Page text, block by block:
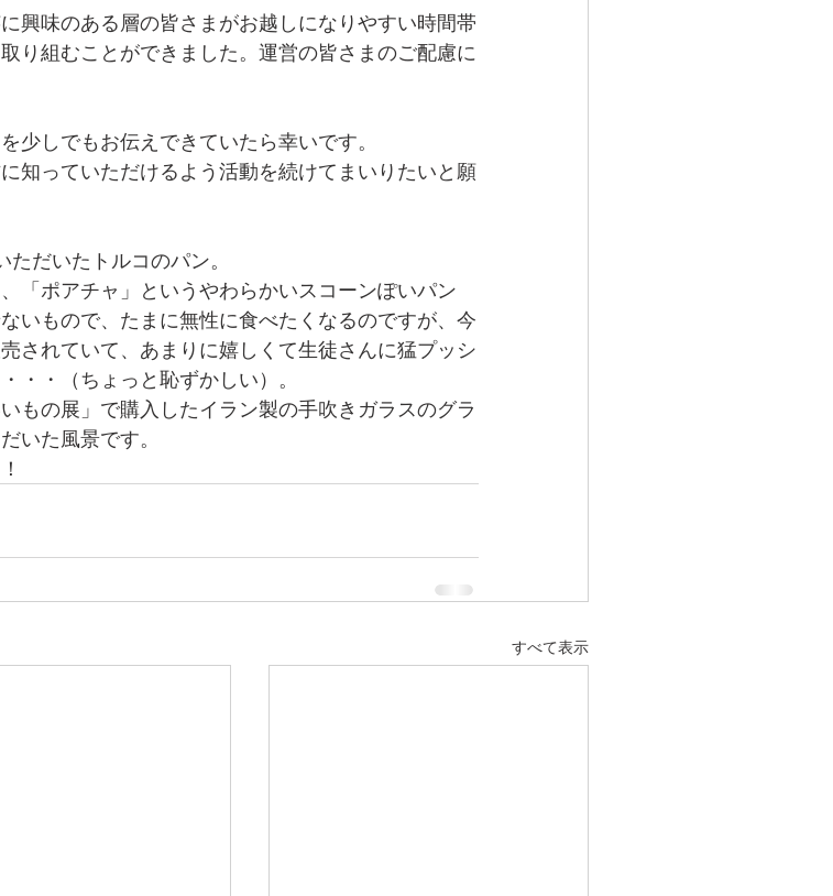
興味のある層の皆さまがお越しになりやすい時間帯
り組むことができました。運営の皆さまのご配慮に
少しでもお伝えできていたら幸いです。
知っていただけるよう活動を続けてまいりたいと願
だいたトルコのパン。
「ポアチャ」というやわらかいスコーンぽいパン
いもので、たまに無性に食べたくなるのですが、今
されていて、あまりに嬉しくて生徒さんに猛プッシ
・・（ちょっと恥ずかしい）。
もの展」で購入したイラン製の手吹きガラスのグラ
いた風景です。
すべて表示